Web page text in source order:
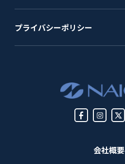
会社概要
プライバシーポリシー